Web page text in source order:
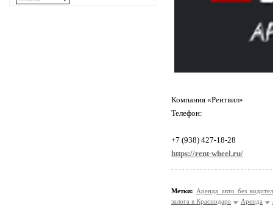
Компания «Рентвил»
Телефон:
+7 (938) 427-18-28
https://rent-wheel.ru/
Метки: Аренда авто без
залога в Краснодаре
Аренда